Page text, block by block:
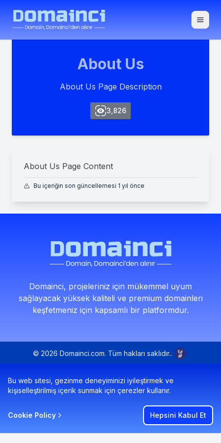
About Us
About Us Page Description
3,826
About Us Page Content
Bu içeriğin son güncellemesi 1 yıl önce
Domainci, projeleriniz için mükemmel uyum
sağlayacak yüksek kaliteli ve premium domainleri
keşfetmeniz için kapsamlı bir platformdur.
© 2026 Domainci.com. Tüm hakları saklıdır..
Bu web sitesi, gezinme deneyiminizi iyileştirmek ve
kişiselleştirilmiş içerik sunmak için çerezler kullanır.
Cookie Policy Hepsini Kabul Et